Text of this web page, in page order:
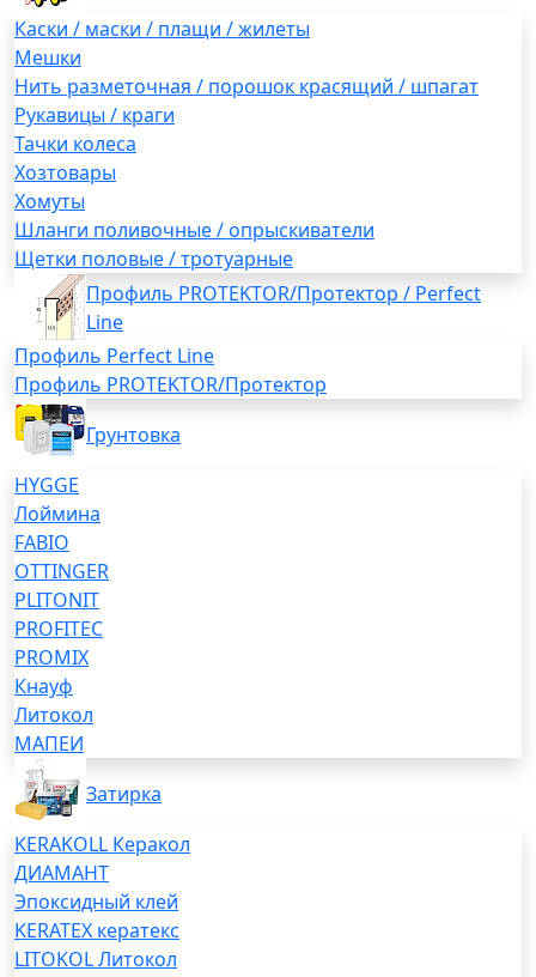
Каски / маски / плащи / жилеты
Мешки
Нить разметочная / порошок красящий / шпагат
Рукавицы / краги
Тачки колеса
Хозтовары
Хомуты
Шланги поливочные / опрыскиватели
Щетки половые / тротуарные
Профиль PROTEKTOR/Протектор / Perfect
Line
Профиль Perfect Line
Профиль PROTEKTOR/Протектор
Грунтовка
HYGGE
Лоймина
FABIO
OTTINGER
PLITONIT
PROFITEC
PROMIX
Кнауф
Литокол
МАПЕИ
Затирка
KERAKOLL Керакол
ДИАМАНТ
Эпоксидный клей
KERATEX кератекс
LITOKOL Литокол